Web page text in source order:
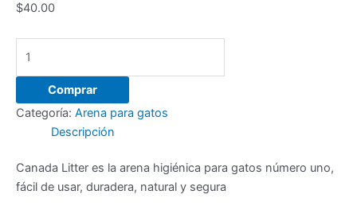
$40.00
Litter
Kg
cantidad
Comprar
Categoría: Arena para gatos
Descripción
Canada Litter es la arena higiénica para gatos número uno,
fácil de usar, duradera, natural y segura